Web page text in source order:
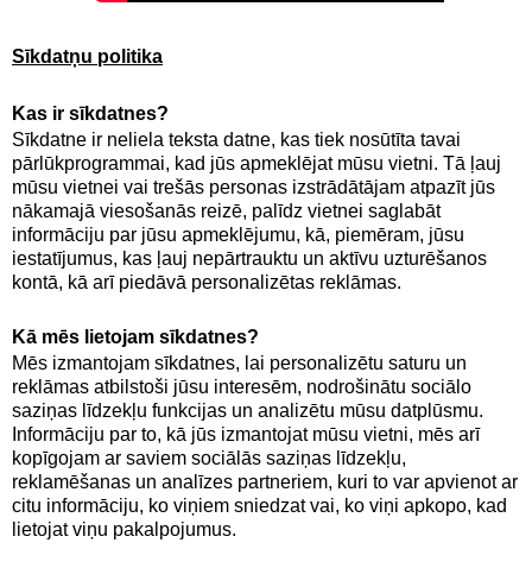
Sīkdatņu politika
Kas ir sīkdatnes?
Sīkdatne ir neliela teksta datne, kas tiek nosūtīta tavai
pārlūkprogrammai, kad jūs apmeklējat mūsu vietni. Tā ļauj
mūsu vietnei vai trešās personas izstrādātājam atpazīt jūs
nākamajā viesošanās reizē, palīdz vietnei saglabāt
informāciju par jūsu apmeklējumu, kā, piemēram, jūsu
iestatījumus, kas ļauj nepārtrauktu un aktīvu uzturēšanos
kontā, kā arī piedāvā personalizētas reklāmas.
Kā mēs lietojam sīkdatnes?
Mēs izmantojam sīkdatnes, lai personalizētu saturu un
reklāmas atbilstoši jūsu interesēm, nodrošinātu sociālo
saziņas līdzekļu funkcijas un analizētu mūsu datplūsmu.
Informāciju par to, kā jūs izmantojat mūsu vietni, mēs arī
kopīgojam ar saviem sociālās saziņas līdzekļu,
reklamēšanas un analīzes partneriem, kuri to var apvienot ar
citu informāciju, ko viņiem sniedzat vai, ko viņi apkopo, kad
lietojat viņu pakalpojumus.